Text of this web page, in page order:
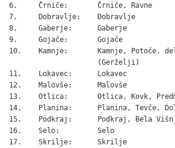
6.     Črniče:       Črniče, Ravne
7.     Dobravlje:    Dobravlje
8.     Gaberje:      Gaberje
9.     Gojače:       Gojače
10.    Kamnje:       Kamnje, Potoče,
                     (Gerželji)
11.    Lokavec:      Lokavec
12.    Malovše:      Malovše
13.    Otlica:       Otlica, Kovk,
14.    Planina:      Planina, Tevče,
15.    Podkraj:      Podkraj, Bela
16.    Selo:         Selo
17.    Skrilje:      Skrilje